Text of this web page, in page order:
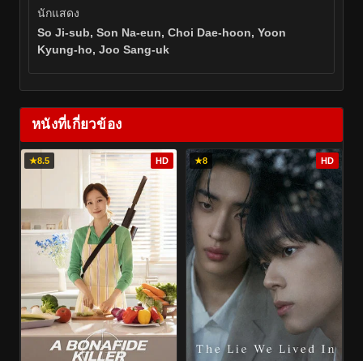
นักแสดง
So Ji-sub, Son Na-eun, Choi Dae-hoon, Yoon
Kyung-ho, Joo Sang-uk
หนังที่เกี่ยวข้อง
★8.5 HD ★8 HD